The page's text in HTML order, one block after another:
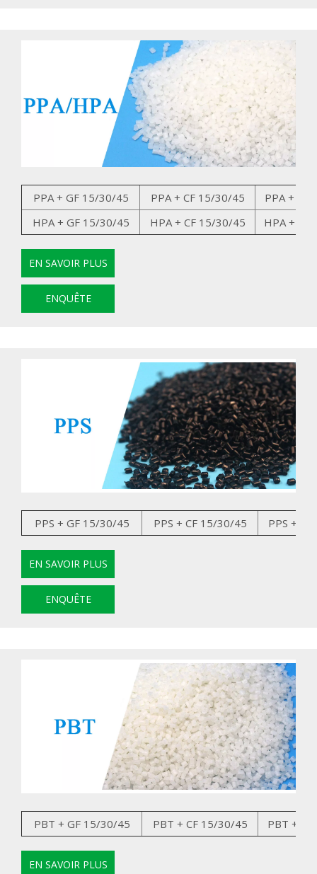
PPA + GF 15/30/45 PPA + CF 15/30/45
PPA +
HPA + GF 15/30/45
HPA + CF 15/30/45 HPA +
EN SAVOIR PLUS
ENQUÊTE
PPS + GF 15/30/45 PPS + CF 15/30/45 PPS +
EN SAVOIR PLUS
ENQUÊTE
PBT + GF 15/30/45 PBT + CF 15/30/45 PBT +
EN SAVOIR PLUS